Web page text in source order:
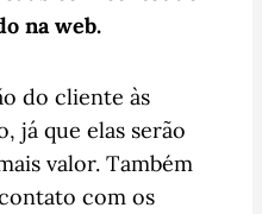
na web.
do cliente às
já que elas serão
valor. Também
com os